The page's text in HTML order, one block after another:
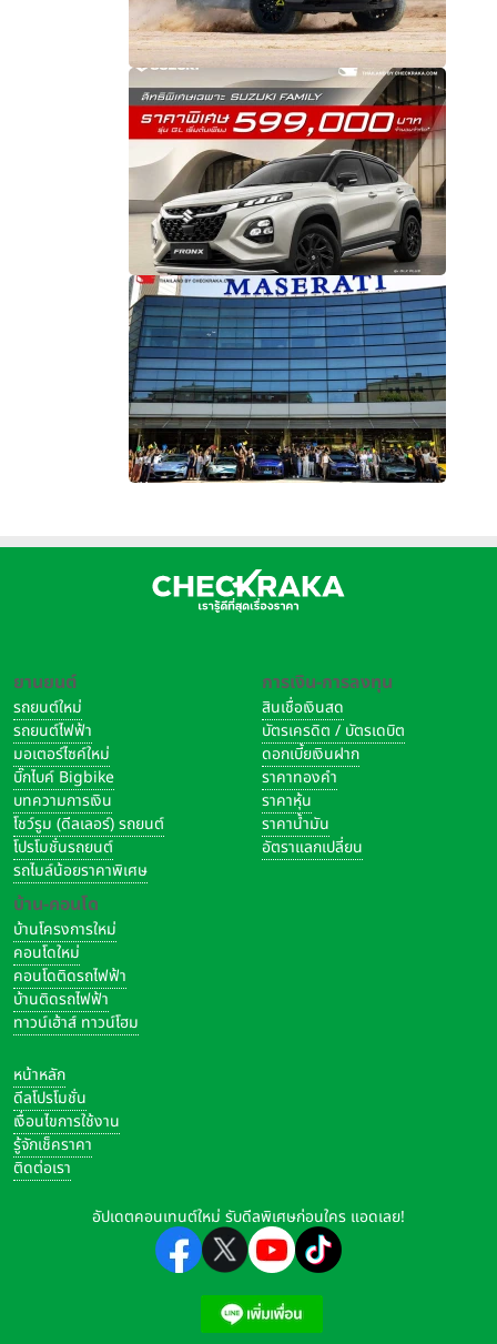
ยานยนต์
รถยนต์ใหม่
รถยนต์ไฟฟ้า
มอเตอร์ไซค์ใหม่
บิ๊กไบค์ Bigbike
บทความการเงิน
โชว์รูม (ดีลเลอร์) รถยนต์
โปรโมชั่นรถยนต์
รถไมล์น้อยราคาพิเศษ
บ้าน-คอนโด
บ้านโครงการใหม่
คอนโดใหม่
คอนโดติดรถไฟฟ้า
บ้านติดรถไฟฟ้า
ทาวน์เฮ้าส์ ทาวน์โฮม
การเงิน-การลงทุน
สินเชื่อเงินสด
บัตรเครดิต / บัตรเดบิต
ดอกเบี้ยเงินฝาก
ราคาทองคำ
ราคาหุ้น
ราคาน้ำมัน
อัตราแลกเปลี่ยน
หน้าหลัก
ดีลโปรโมชั่น
เงื่อนไขการใช้งาน
รู้จักเช็คราคา
ติดต่อเรา
อัปเดตคอนเทนต์ใหม่ รับดีลพิเศษก่อนใคร แอดเลย!